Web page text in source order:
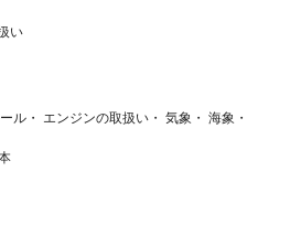
い
ル・ エンジンの取扱い・ 気象・ 海象・